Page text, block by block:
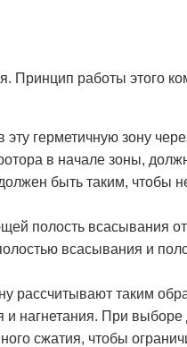
Принцип работы этого
герметичную зону
в начале зоны,
быть таким, чтобы
полость всасывания
всасывания и
рассчитывают таким
нагнетания. При
сжатия, чтобы